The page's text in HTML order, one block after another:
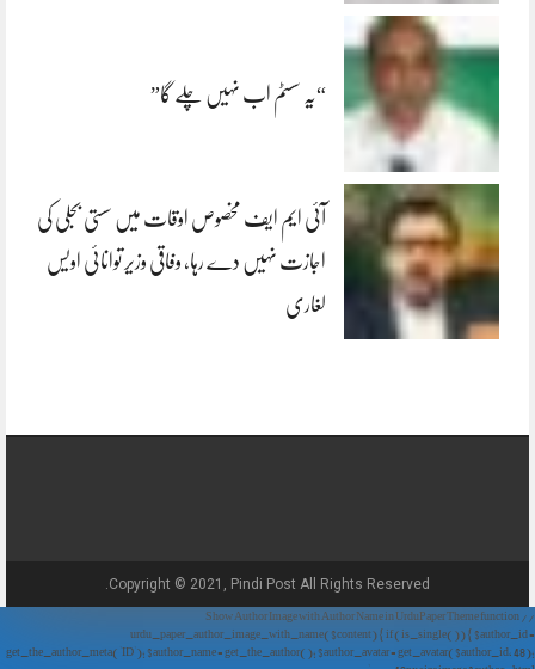
“یہ سسٹم اب نہیں چلے گا”
آئی ایم ایف مخصوص اوقات میں سستی بجلی کی
اجازت نہیں دے رہا، وفاقی وزیر توانائی اویس
لغاری
Copyright © 2021, Pindi Post All Rights Reserved.
// Show Author Image with Author Name in UrduPaper Theme function
urdu_paper_author_image_with_name($content) { if (is_single()) { $author_id =
get_the_author_meta('ID'); $author_name = get_the_author(); $author_avatar = get_avatar($author_id, 48);